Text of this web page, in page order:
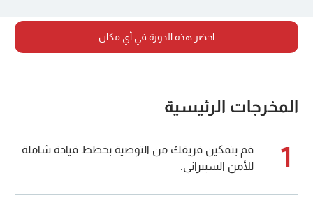
احضر هذه الدورة في أي مكان
المخرجات الرئيسية
1
قم بتمكين فريقك من التوصية بخطط قيادة شاملة
للأمن السيبراني.